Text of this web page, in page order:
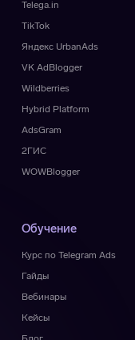
Telega.in
TikTok
Яндекс UrbanAds
VK AdBlogger
Wildberries
Hybrid Platform
AdsGram
2ГИС
WOWBlogger
Обучение
Курс по Telegram Ads
Гайды
Вебинары
Кейсы